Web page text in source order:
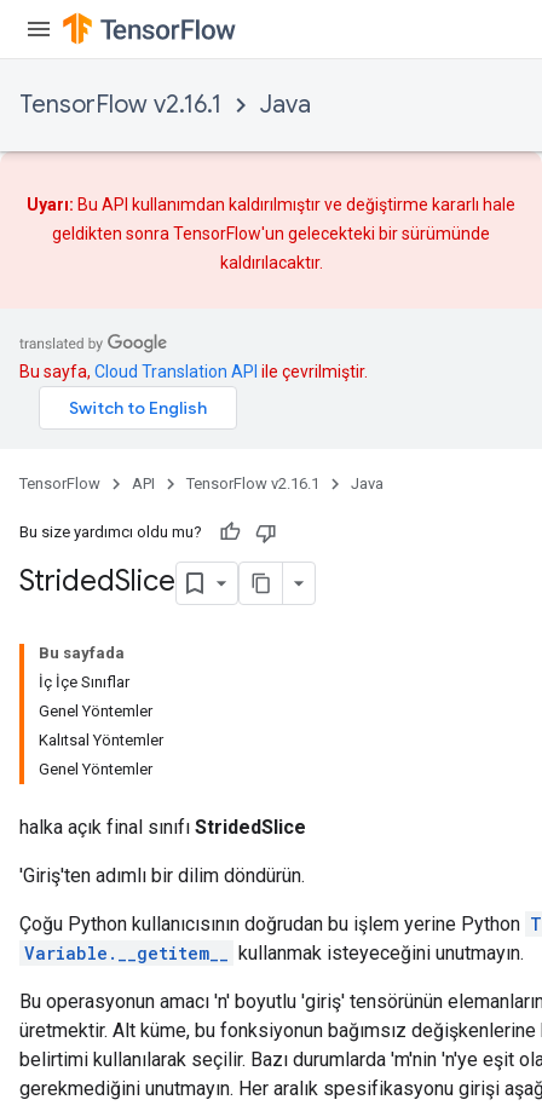
TensorFlow v2.16.1 Java
Uyarı: Bu API kullanımdan kaldırılmıştır ve değiştirme kararlı hale
geldikten sonra TensorFlow'un gelecekteki bir sürümünde
kaldırılacaktır.
Bu sayfa, Cloud Translation API ile çevrilmiştir.
TensorFlow API TensorFlow v2.16.1 Java
Bu size yardımcı oldu mu?
StridedSlice
Bu sayfada
İç İçe Sınıflar
Genel Yöntemler
Kalıtsal Yöntemler
Genel Yöntemler
halka açık final sınıfı StridedSlice
'Giriş'ten adımlı bir dilim döndürün.
Çoğu Python kullanıcısının doğrudan bu işlem yerine Python
Variable.__getitem__
kullanmak isteyeceğini unutmayın.
Bu operasyonun amacı 'n' boyutlu 'giriş' tensörünün
üretmektir. Alt küme, bu fonksiyonun bağımsız
belirtimi kullanılarak seçilir. Bazı durumlarda 'm'nin 'n'ye eşit
gerekmediğini unutmayın. Her aralık spesifikasyonu girişi